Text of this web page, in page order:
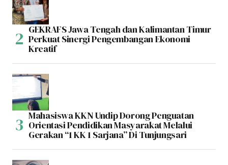
GEKRAFS Jawa Tengah dan Kalimantan Timur
Perkuat Sinergi Pengembangan Ekonomi
Kreatif
Mahasiswa KKN Undip Dorong Penguatan
Orientasi Pendidikan Masyarakat Melalui
Gerakan “1 KK 1 Sarjana” Di Tunjungsari